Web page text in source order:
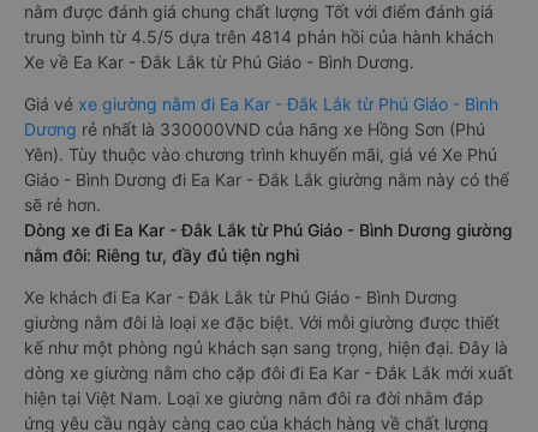
nằm được đánh giá chung chất lượng Tốt với điểm đánh giá
trung bình từ 4.5/5 dựa trên 4814 phản hồi của hành khách
Xe về Ea Kar - Đắk Lắk từ Phú Giáo - Bình Dương.
Giá vé xe giường nằm đi Ea Kar - Đắk Lắk từ Phú Giáo - Bình
Dương rẻ nhất là 330000VND của hãng xe Hồng Sơn (Phú
Yên). Tùy thuộc vào chương trình khuyến mãi, giá vé Xe Phú
Giáo - Bình Dương đi Ea Kar - Đắk Lắk giường nằm này có thể
sẽ rẻ hơn.
Dòng xe đi Ea Kar - Đắk Lắk từ Phú Giáo - Bình Dương giường
nằm đôi: Riêng tư, đầy đủ tiện nghi
Xe khách đi Ea Kar - Đắk Lắk từ Phú Giáo - Bình Dương
giường nằm đôi là loại xe đặc biệt. Với mỗi giường được thiết
kế như một phòng ngủ khách sạn sang trọng, hiện đại. Đây là
dòng xe giường nằm cho cặp đôi đi Ea Kar - Đắk Lắk mới xuất
hiện tại Việt Nam. Loại xe giường nằm đôi ra đời nhằm đáp
ứng yêu cầu ngày càng cao của khách hàng về chất lượng